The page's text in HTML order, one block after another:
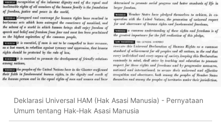
Deklarasi Universal HAM (Hak Asasi Manusia) - Pernyataan
Umum tentang Hak-Hak Asasi Manusia